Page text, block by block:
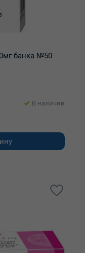
банка №50
В наличии